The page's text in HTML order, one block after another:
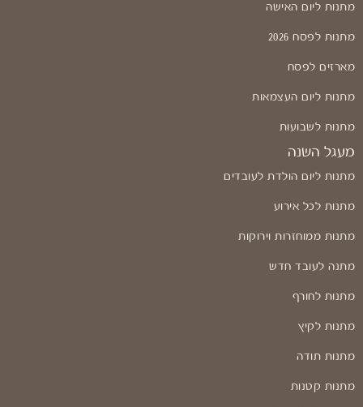
מתנות ליום האישה
מתנות לפסח 2026
מארזים לפסח
מתנות ליום העצמאות
מתנות לשבועות
מעגל השנה
מתנות ליום הולדת לעובדים
מתנות לכל אירוע
מתנות ממוחזרות וירוקות
מתנה לעובד חדש
מתנות לחורף
מתנות לקיץ
מתנות תודה
מתנות קטנות